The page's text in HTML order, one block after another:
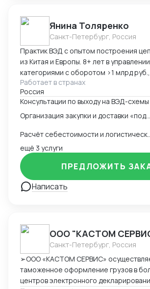
Янина Толяренко
Санкт-Петербург, Россия
Практик ВЭД с опытом построения
из Китая и Европы. 8+ лет в
категориями с оборотом >1 млрд
понимание коммерческой стороны
Ключевые компетенции: —
цикла ВЭД «под ключ»: от поиска
доставки на склад клиента — Работа
поставщиками: переговоры, контроль
оплата — Таможенное оформление,
сертификации, подготовка
Международная логистика: поиск
маршрутов, мониторинг цен — Расчёт
себестоимости и контроль
— Опыт поставок в условиях
удалённая работа, полная
Работает в странах
Россия
Консультации по выходу на ВЭД-схемы
ещё 3 услуги
Написать
ПРЕДЛОЖИТЬ
ООО "КАСТОМ
Санкт-Петербург, Россия
➢ООО «КАСТОМ СЕРВИС»
таможенное оформление грузов в
центров электронного